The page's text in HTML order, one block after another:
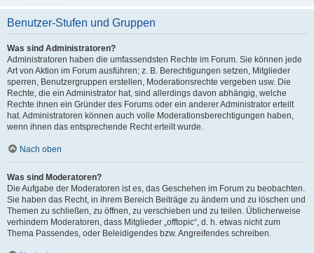
Benutzer-Stufen und Gruppen
Was sind Administratoren?
Administratoren haben die umfassendsten Rechte im Forum. Sie können jede
Art von Aktion im Forum ausführen; z. B. Berechtigungen setzen, Mitglieder
sperren, Benutzergruppen erstellen, Moderationsrechte vergeben usw. Die
Rechte, die ein Administrator hat, sind allerdings davon abhängig, welche
Rechte ihnen ein Gründer des Forums oder ein anderer Administrator erteilt
hat. Administratoren können auch volle Moderationsberechtigungen haben,
wenn ihnen das entsprechende Recht erteilt wurde.
Nach oben
Was sind Moderatoren?
Die Aufgabe der Moderatoren ist es, das Geschehen im Forum zu beobachten.
Sie haben das Recht, in ihrem Bereich Beiträge zu ändern und zu löschen und
Themen zu schließen, zu öffnen, zu verschieben und zu teilen. Üblicherweise
verhindern Moderatoren, dass Mitglieder „offtopic“, d. h. etwas nicht zum
Thema Passendes, oder Beleidigendes bzw. Angreifendes schreiben.